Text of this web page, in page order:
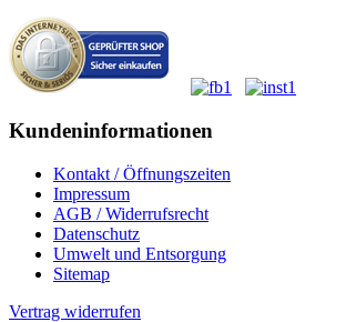
Kundeninformationen
Kontakt / Öffnungszeiten
Impressum
AGB / Widerrufsrecht
Datenschutz
Umwelt und Entsorgung
Sitemap
Vertrag widerrufen